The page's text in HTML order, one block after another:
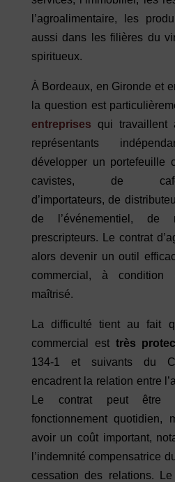
l’agroalimentaire, les
aussi dans les filières du
spiritueux.
À Bordeaux, en Gironde et
la question est
entreprises qui travaillent
représentants
développer un portefeuille
cavistes, de cafés-
d’importateurs, de
de l’événementiel, de
prescripteurs. Le contrat
alors devenir un outil
commercial, à condition
maîtrisé.
La difficulté tient au fait
commercial est très
134-1 et suivants du
encadrent la relation entre
Le contrat peut être
fonctionnement quotidien,
avoir un coût important,
l’indemnité compensatrice
cessation des relations.